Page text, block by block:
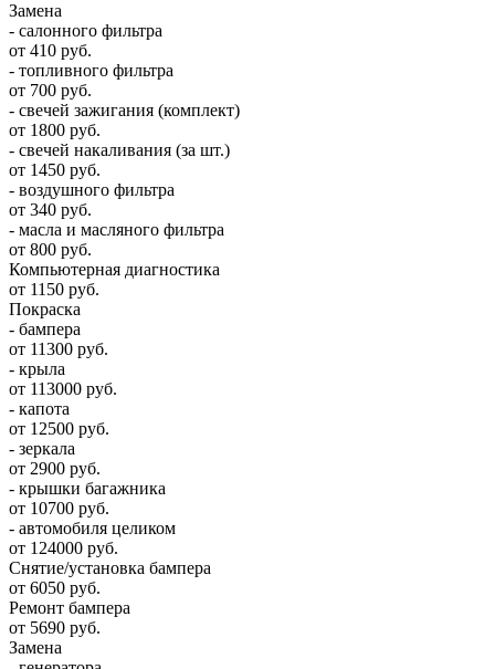
Замена
- салонного фильтра
от 410 руб.
- топливного фильтра
от 700 руб.
- свечей зажигания (комплект)
от 1800 руб.
- свечей накаливания (за шт.)
от 1450 руб.
- воздушного фильтра
от 340 руб.
- масла и масляного фильтра
от 800 руб.
Компьютерная диагностика
от 1150 руб.
Покраска
- бампера
от 11300 руб.
- крыла
от 113000 руб.
- капота
от 12500 руб.
- зеркала
от 2900 руб.
- крышки багажника
от 10700 руб.
- автомобиля целиком
от 124000 руб.
Снятие/установка бампера
от 6050 руб.
Ремонт бампера
от 5690 руб.
Замена